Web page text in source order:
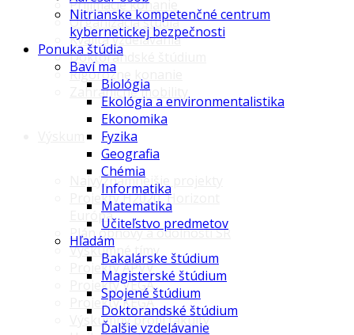
Prijímacie konanie
Organizácia štúdia
Kvalita vzdelávania
Doktorandské štúdium
Rigorózne konanie
Zahraničné mobility
Najvýznamnejšie projekty
Projekty H2020, Horizont
Európa
Plán obnovy a odolnosti SR
Výskumné tímy
Projekty APVV
Projekty VEGA
Projekty KEGA
Výskumný profil fakulty
Nitrianske kompetenčné centrum
kybernetickej bezpečnosti
Ponuka štúdia
Baví ma
Biológia
Ekológia a environmentalistika
Ekonomika
Fyzika
Geografia
Chémia
Informatika
Matematika
Učiteľstvo predmetov
Hľadám
Bakalárske štúdium
Magisterské štúdium
Spojené štúdium
Doktorandské štúdium
Ďalšie vzdelávanie